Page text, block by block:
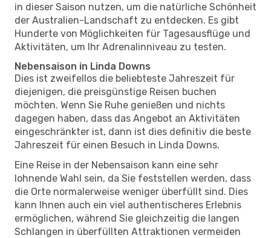
in dieser Saison nutzen, um die natürliche Schönheit
der Australien-Landschaft zu entdecken. Es gibt
Hunderte von Möglichkeiten für Tagesausflüge und
Aktivitäten, um Ihr Adrenalinniveau zu testen.
Nebensaison in Linda Downs
Dies ist zweifellos die beliebteste Jahreszeit für
diejenigen, die preisgünstige Reisen buchen
möchten. Wenn Sie Ruhe genießen und nichts
dagegen haben, dass das Angebot an Aktivitäten
eingeschränkter ist, dann ist dies definitiv die beste
Jahreszeit für einen Besuch in Linda Downs.
Eine Reise in der Nebensaison kann eine sehr
lohnende Wahl sein, da Sie feststellen werden, dass
die Orte normalerweise weniger überfüllt sind. Dies
kann Ihnen auch ein viel authentischeres Erlebnis
ermöglichen, während Sie gleichzeitig die langen
Schlangen in überfüllten Attraktionen vermeiden